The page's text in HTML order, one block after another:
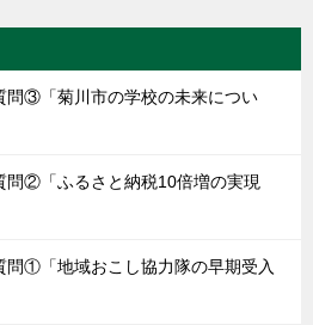
問③「菊川市の学校の未来につい
問②「ふるさと納税10倍増の実現
問①「地域おこし協力隊の早期受入